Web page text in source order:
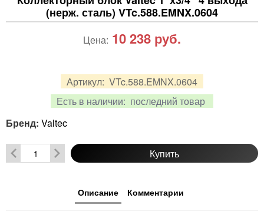
(нерж. сталь) VTc.588.EMNX.0604
Артикул: VTc.588.EMNX.0604
Есть в наличии: последний товар
Цена: 10 238 руб.
Бренд: Valtec
Купить
Описание Комментарии